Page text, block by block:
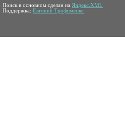
Поиск в основном сделан на Яндекс.XML
Поддержка: Евгений Трофименко